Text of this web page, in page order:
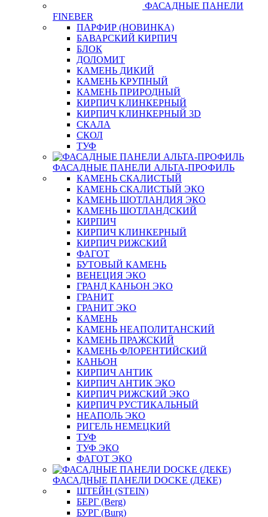
ФАСАДНЫЕ ПАНЕЛИ
FINEBER
ПАРФИР (НОВИНКА)
БАВАРСКИЙ КИРПИЧ
БЛОК
ДОЛОМИТ
КАМЕНЬ ДИКИЙ
КАМЕНЬ КРУПНЫЙ
КАМЕНЬ ПРИРОДНЫЙ
КИРПИЧ КЛИНКЕРНЫЙ
КИРПИЧ КЛИНКЕРНЫЙ 3D
СКАЛА
СКОЛ
ТУФ
ФАСАДНЫЕ ПАНЕЛИ АЛЬТА-ПРОФИЛЬ
КАМЕНЬ СКАЛИСТЫЙ
КАМЕНЬ СКАЛИСТЫЙ ЭКО
КАМЕНЬ ШОТЛАНДИЯ ЭКО
КАМЕНЬ ШОТЛАНДСКИЙ
КИРПИЧ
КИРПИЧ КЛИНКЕРНЫЙ
КИРПИЧ РИЖСКИЙ
ФАГОТ
БУТОВЫЙ КАМЕНЬ
ВЕНЕЦИЯ ЭКО
ГРАНД КАНЬОН ЭКО
ГРАНИТ
ГРАНИТ ЭКО
КАМЕНЬ
КАМЕНЬ НЕАПОЛИТАНСКИЙ
КАМЕНЬ ПРАЖСКИЙ
КАМЕНЬ ФЛОРЕНТИЙСКИЙ
КАНЬОН
КИРПИЧ АНТИК
КИРПИЧ АНТИК ЭКО
КИРПИЧ РИЖСКИЙ ЭКО
КИРПИЧ РУСТИКАЛЬНЫЙ
НЕАПОЛЬ ЭКО
РИГЕЛЬ НЕМЕЦКИЙ
ТУФ
ТУФ ЭКО
ФАГОТ ЭКО
ФАСАДНЫЕ ПАНЕЛИ DOCKE (ДЕКЕ)
ШТЕЙН (STEIN)
БЕРГ (Berg)
БУРГ (Burg)